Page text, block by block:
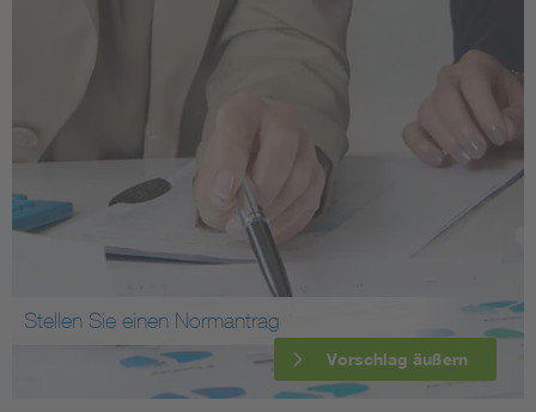
Stellen Sie einen Normantrag
Vorschlag äußern